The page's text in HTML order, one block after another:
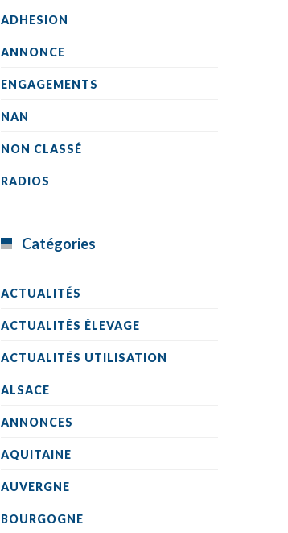
ADHESION
ANNONCE
ENGAGEMENTS
NAN
NON CLASSÉ
RADIOS
Catégories
ACTUALITÉS
ACTUALITÉS ÉLEVAGE
ACTUALITÉS UTILISATION
ALSACE
ANNONCES
AQUITAINE
AUVERGNE
BOURGOGNE